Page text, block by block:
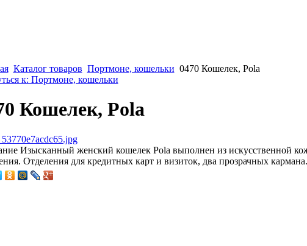
Каталог товаров Портмоне, кошельки 0470 Кошелек, Pola
к: Портмоне, кошельки
Кошелек, Pola
Изысканный женский кошелек Pola выполнен из искусственной
Отделения для кредитных карт и визиток, два прозрачных кармана.